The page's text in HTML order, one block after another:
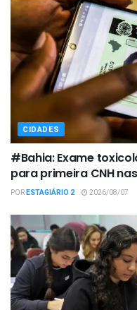
CIDADES
#Bahia: Exame
para primeira CNH
PORESTAGIÁRIO 2 2026/08/07